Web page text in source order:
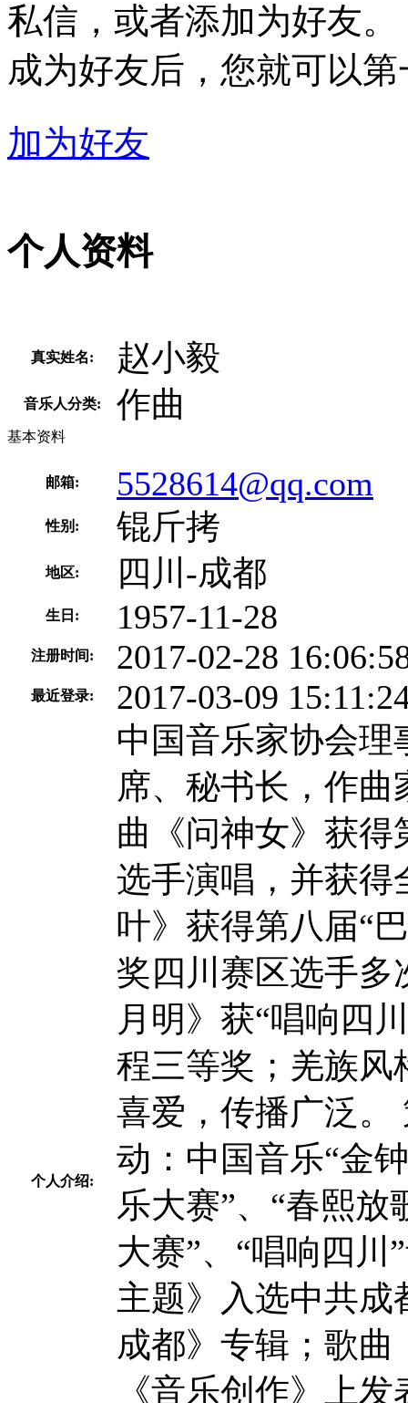
私信，或者添加为好友。
成为好友后，您就可以
加为好友
个人资料
真实姓名: 赵小毅
音乐人分类: 作曲
基本资料
邮箱: 5528614@qq.com
性别: 锟斤拷
地区: 四川-成都
生日: 1957-11-28
注册时间: 2017-02-28
最近登录: 2017-03-09
个人介绍:
中国音乐家协会
席、秘书长，作
曲《问神女》获得
选手演唱，并获得
叶》获得第八届“
奖四川赛区选手多
月明》获“唱响四
程三等奖；羌族风
喜爱，传播广泛。
动：中国音乐“金
乐大赛”、“春熙放
大赛”、“唱响四川
主题》入选中共成
成都》专辑；歌
《音乐创作》上